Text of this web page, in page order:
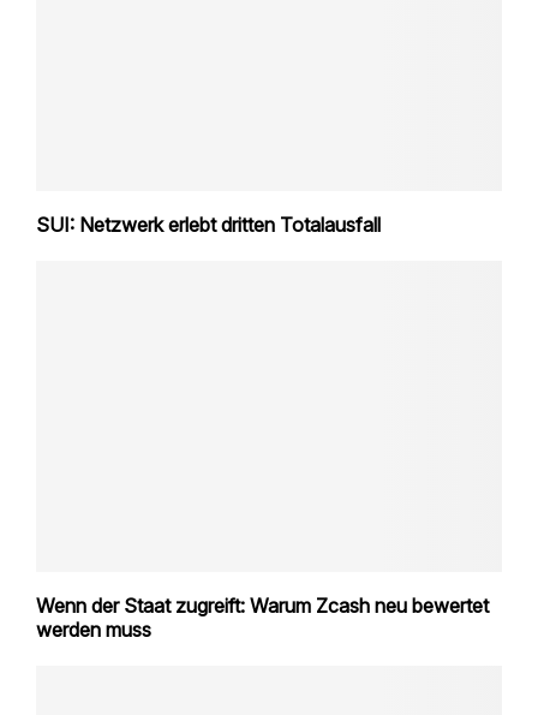
SUI: Netzwerk erlebt dritten Totalausfall
Wenn der Staat zugreift: Warum Zcash neu bewertet
werden muss